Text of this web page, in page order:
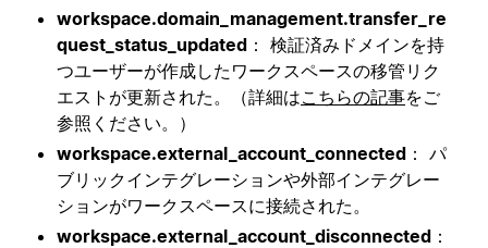
workspace.domain_management.transfer_re
quest_status_updated ： 検証済みドメインを持
つユーザーが作成したワークスペースの移管リク
エストが更新された。（詳細はこちらの記事をご
参照ください。）
workspace.external_account_connected ： パ
ブリックインテグレーションや外部インテグレー
ションがワークスペースに接続された。
workspace.external_account_disconnected ：